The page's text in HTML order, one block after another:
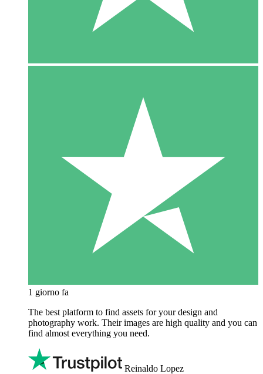
1 giorno fa
The best platform to find assets for your design and
photography work. Their images are high quality and you can
find almost everything you need.
Reinaldo Lopez